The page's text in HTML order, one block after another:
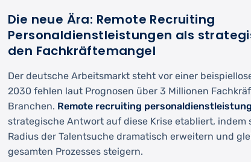
Die neue Ära: Remote Recruiting
Personaldienstleistungen als
den Fachkräftemangel
Der deutsche Arbeitsmarkt steht vor einer
2030 fehlen laut Prognosen über 3 Millionen
Branchen. Remote recruiting
strategische Antwort auf diese Krise etabliert, indem
Radius der Talentsuche dramatisch erweitern und
gesamten Prozesses steigern.